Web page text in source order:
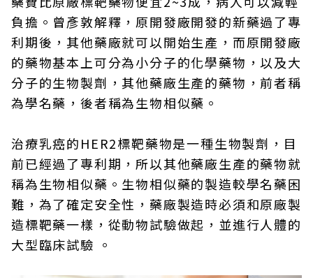
負擔。曾彥敦解釋，原開發廠開發的新藥過了專
利期後，其他藥廠就可以開始生產，而原開發廠
的藥物基本上可分為小分子的化學藥物，以及大
分子的生物製劑，其他藥廠生產的藥物，前者稱
為學名藥，後者稱為生物相似藥。
治療乳癌的HER2標靶藥物是一種生物製劑，目
前已經過了專利期，所以其他藥廠生產的藥物就
稱為生物相似藥。生物相似藥的製造較學名藥困
難，為了確定安全性，藥廠製造時必須和原廠製
造標靶藥一樣，從動物試驗做起，並進行人體的
大型臨床試驗 。